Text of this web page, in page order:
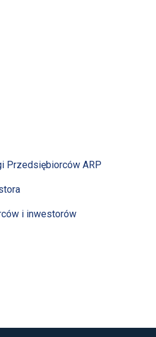
Przedsiębiorców ARP
i inwestorów